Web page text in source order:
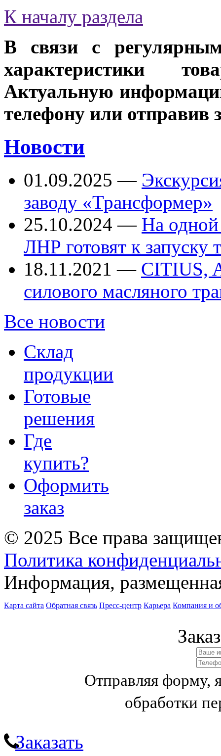
К началу раздела
В связи с
характеристики
Актуальную
телефону или отправив
Новости
01.09.2025 —
заводу «Трансформер»
25.10.2024 — На одной
ЛНР готовят к запуску
18.11.2021 — CITIUS,
силового масляного
Все новости
Склад
продукции
Готовые
решения
Где
купить?
Оформить
заказ
© 2025 Все права
Политика
Информация,
Карта сайта Обратная связь Пресс-центр Карьера Компания и
Отправляя форму,
обработки
Заказать